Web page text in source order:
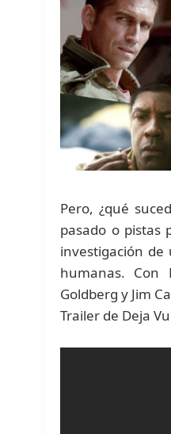
Pero, ¿qué
pasado o pistas
investigación
humanas. Con
Goldberg y Jim
Trailer de Deja